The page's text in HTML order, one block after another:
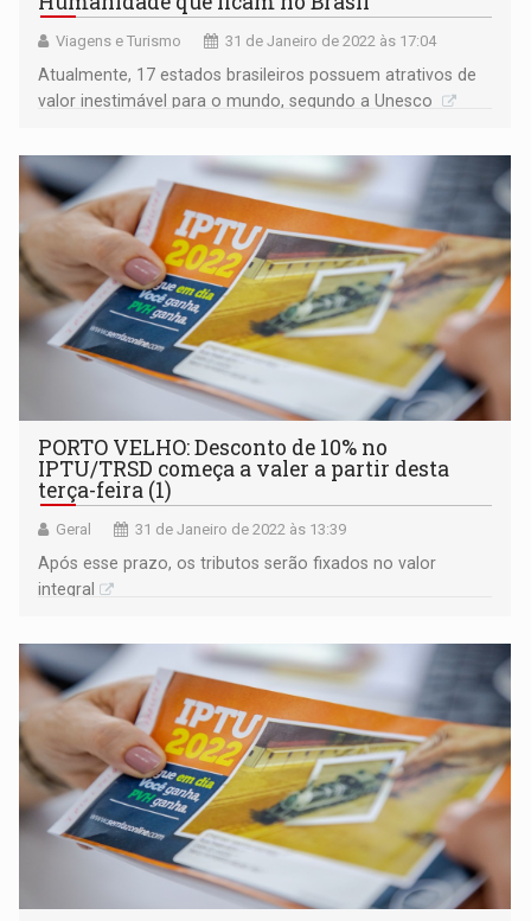
Viagens e Turismo 31 de Janeiro de 2022 às 17:04
Atualmente, 17 estados brasileiros possuem atrativos de
valor inestimável para o mundo, segundo a Unesco
PORTO VELHO: Desconto de 10% no
IPTU/TRSD começa a valer a partir desta
terça-feira (1)
Geral 31 de Janeiro de 2022 às 13:39
Após esse prazo, os tributos serão fixados no valor
integral